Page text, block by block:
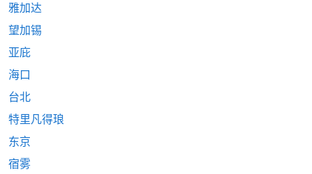
雅加达
望加锡
亚庇
海口
台北
特里凡得琅
东京
宿雾